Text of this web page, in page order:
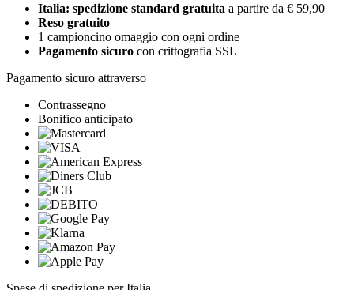
Italia: spedizione standard gratuita a partire da € 59,90
Reso gratuito
1 campioncino omaggio con ogni ordine
Pagamento sicuro con crittografia SSL
Pagamento sicuro attraverso
Contrassegno
Bonifico anticipato